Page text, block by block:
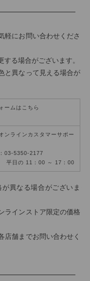
軽にお問い合わせくださ
る場合がございます。
と異なって見える場合が
ームはこちら
ンラインカスタマーサポー
03-5350-2177
平日の 11：00 ～ 17：00
異なる場合がございま
ラインストア限定の価格
舗までお問い合わせく